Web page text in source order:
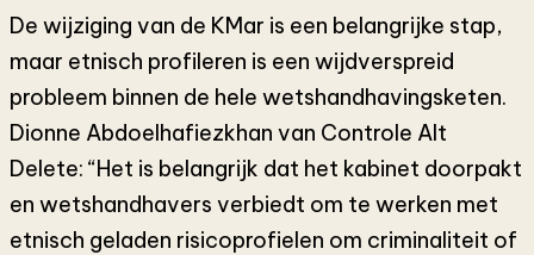
De wijziging van de KMar is een belangrijke stap,
maar etnisch profileren is een wijdverspreid
probleem binnen de hele wetshandhavingsketen.
Dionne Abdoelhafiezkhan van Controle Alt
Delete: “Het is belangrijk dat het kabinet doorpakt
en wetshandhavers verbiedt om te werken met
etnisch geladen risicoprofielen om criminaliteit of